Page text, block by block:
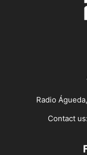
Radio
Contact us: